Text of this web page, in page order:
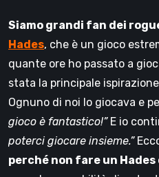
Siamo grandi fan dei
Hades, che è un gioco
quante ore ho passato a
stata la principale
Ognuno di noi lo giocava e
gioco è fantastico!” E io
poterci giocare insieme.”
perché non fare un